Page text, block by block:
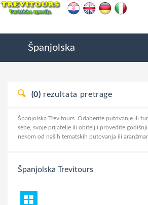
Španjolska
(0) rezultata pretrage
Španjolska Trevitours. Odaberite putovanje ili
sebe, svoje prijatelje ili obitelj i provedite
nekom od naših tematskih putovanja ili
Španjolska Trevitours